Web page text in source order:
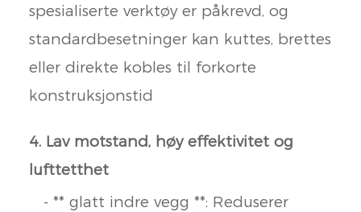
spesialiserte verktøy er påkrevd, og
standardbesetninger kan kuttes, brettes
eller direkte kobles til forkorte
konstruksjonstid
4. Lav motstand, høy effektivitet og
lufttetthet
- ** glatt indre vegg **: Reduserer